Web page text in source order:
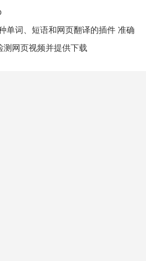
单词、短语和网页翻译的插件 准确
网页视频并提供下载